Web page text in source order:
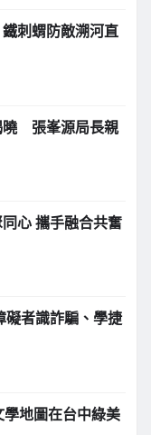
刺蝟防敵溯河直
曉 張峯源局長親
心 攜手融合共奮
礙者識詐騙、學捷
地圖在台中綠美